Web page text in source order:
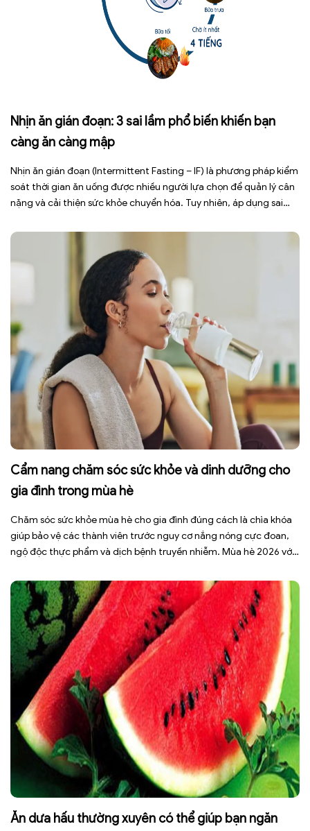
Nhịn ăn gián đoạn: 3 sai lầm phổ biến khiến bạn
càng ăn càng mập
Nhịn ăn gián đoạn (Intermittent Fasting – IF) là phương pháp kiểm
soát thời gian ăn uống được nhiều người lựa chọn để quản lý cân
nặng và cải thiện sức khỏe chuyển hóa. Tuy nhiên, áp dụng sai
sức, mất cơ […]
Cẩm nang chăm sóc sức khỏe và dinh dưỡng cho
gia đình trong mùa hè
Chăm sóc sức khỏe mùa hè cho gia đình đúng cách là chìa khóa
giúp bảo vệ các thành viên trước nguy cơ nắng nóng cực đoan,
ngộ độc thực phẩm và dịch bệnh truyền nhiễm. Mùa hè 2026 với
sức […]
Ăn dưa hấu thường xuyên có thể giúp bạn ngăn